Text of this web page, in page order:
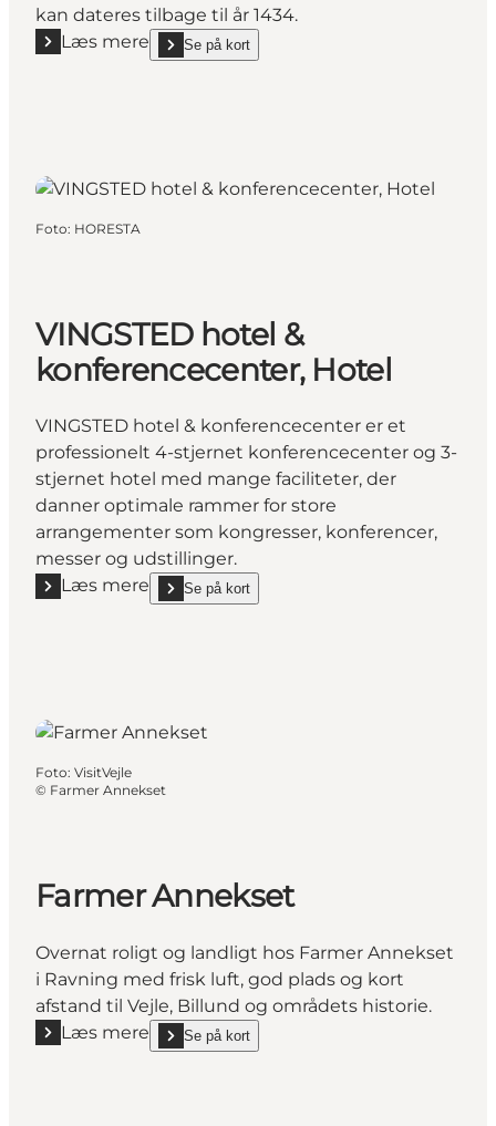
kan dateres tilbage til år 1434.
Læs mere
Læs mere "Haraldskær Sinatur Hotel & Konference"
Se på kort
show Haraldskær Sinatur Hotel & Konference
Foto: HORESTA
VINGSTED hotel &
konferencecenter, Hotel
VINGSTED hotel & konferencecenter er et
professionelt 4-stjernet konferencecenter og 3-
stjernet hotel med mange faciliteter, der
danner optimale rammer for store
arrangementer som kongresser, konferencer,
messer og udstillinger.
Læs mere
Læs mere "VINGSTED hotel & konferencecenter,
Se på kort
show VINGSTED hotel & konferencecenter, Hotel
Foto: VisitVejle
© Farmer Annekset
Farmer Annekset
Overnat roligt og landligt hos Farmer Annekset
i Ravning med frisk luft, god plads og kort
afstand til Vejle, Billund og områdets historie.
Læs mere
Læs mere "Farmer Annekset"
Se på kort
show Farmer Annekset on_map